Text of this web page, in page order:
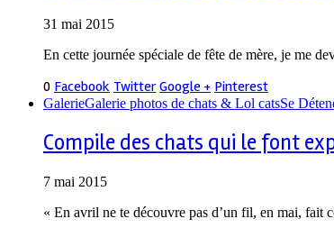
31 mai 2015
En cette journée spéciale de fête de mère, je me
0 Facebook Twitter Google + Pinterest
GalerieGalerie photos de chats & Lol catsSe
Compile des chats qui le font
7 mai 2015
« En avril ne te découvre pas d’un fil, en mai, fait